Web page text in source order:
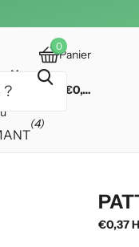
Panier
0
€0,00
(4)
€0,37